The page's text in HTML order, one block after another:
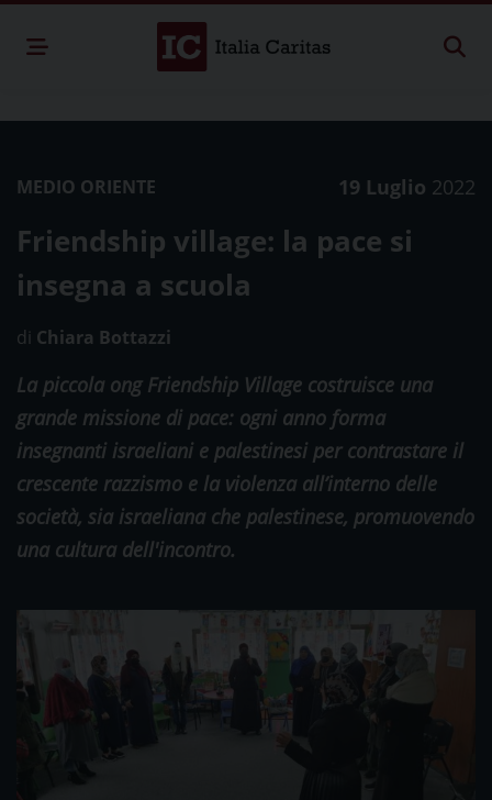
MEDIO ORIENTE 19 Luglio 2022
Friendship village: la pace si
insegna a scuola
di Chiara Bottazzi
La piccola ong Friendship Village costruisce una
grande missione di pace: ogni anno forma
insegnanti israeliani e palestinesi per contrastare il
crescente razzismo e la violenza all’interno delle
società, sia israeliana che palestinese, promuovendo
una cultura dell'incontro.